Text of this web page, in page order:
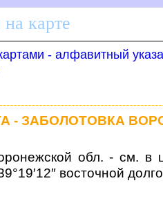
карте
- алфавитный
- ЗАБОЛОТОВКА
обл. - см. в
восточной